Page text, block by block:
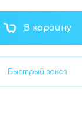
В корзину
Быстрый заказ